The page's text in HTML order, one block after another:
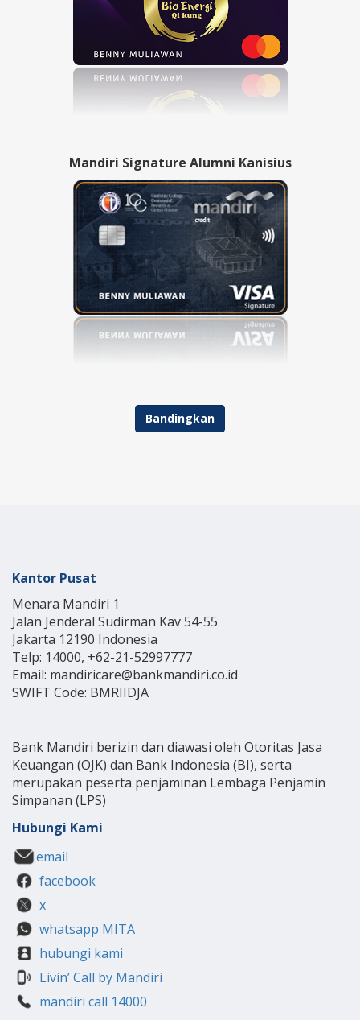
Mandiri Signature Alumni Kanisius
Bandingkan
Kantor Pusat
Menara Mandiri 1
Jalan Jenderal Sudirman Kav 54-55
Jakarta 12190 Indonesia
Telp: 14000, +62-21-52997777
Email: mandiricare@bankmandiri.co.id
SWIFT Code: BMRIIDJA
Bank Mandiri berizin dan diawasi oleh Otoritas Jasa
Keuangan (OJK) dan Bank Indonesia (BI), serta
merupakan peserta penjaminan Lembaga Penjamin
Simpanan (LPS)
Hubungi Kami
email
facebook
x
whatsapp MITA
hubungi kami
Livin’ Call by Mandiri
mandiri call 14000